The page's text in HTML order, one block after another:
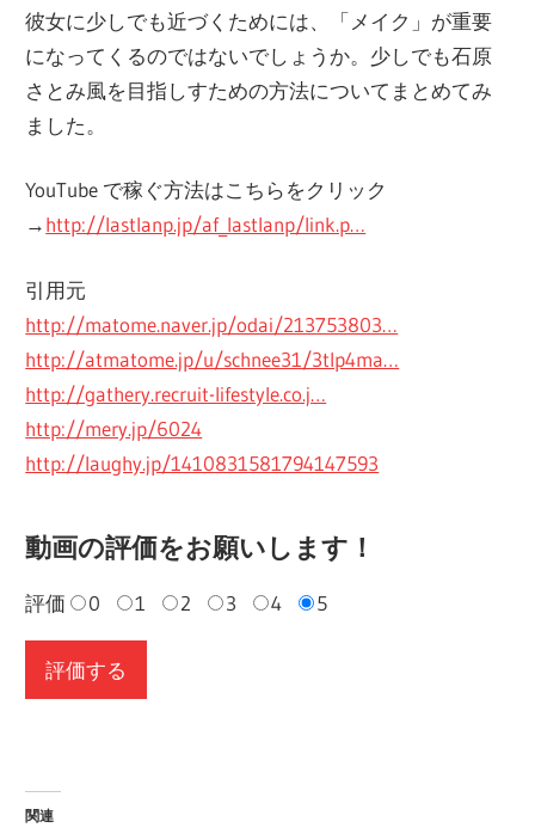
彼女に少しでも近づくためには、「メイク」が重要
になってくるのではないでしょうか。少しでも石原
さとみ風を目指しすための方法についてまとめてみ
ました。
YouTube で稼ぐ方法はこちらをクリック
→http://lastlanp.jp/af_lastlanp/link.p…
引用元
http://matome.naver.jp/odai/213753803…
http://atmatome.jp/u/schnee31/3tlp4ma…
http://gathery.recruit-lifestyle.co.j…
http://mery.jp/6024
http://laughy.jp/1410831581794147593
動画の評価をお願いします！
評価 0 1 2 3 4 5
関連